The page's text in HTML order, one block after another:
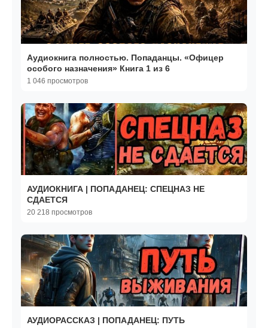
Аудиокнига полностью. Попаданцы. «Офицер
особого назначения» Книга 1 из 6
1 046 просмотров
АУДИОКНИГА | ПОПАДАНЕЦ: СПЕЦНАЗ НЕ
СДАЕТСЯ
20 218 просмотров
АУДИОРАССКАЗ | ПОПАДАНЕЦ: ПУТЬ